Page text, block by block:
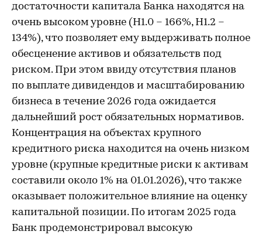
достаточности капитала Банка находятся на
очень высоком уровне (Н1.0 – 166%, Н1.2 –
134%), что позволяет ему выдерживать полное
обесценение активов и обязательств под
риском. При этом ввиду отсутствия планов
по выплате дивидендов и масштабированию
бизнеса в течение 2026 года ожидается
дальнейший рост обязательных нормативов.
Концентрация на объектах крупного
кредитного риска находится на очень низком
уровне (крупные кредитные риски к активам
составили около 1% на 01.01.2026), что также
оказывает положительное влияние на оценку
капитальной позиции. По итогам 2025 года
Банк продемонстрировал высокую